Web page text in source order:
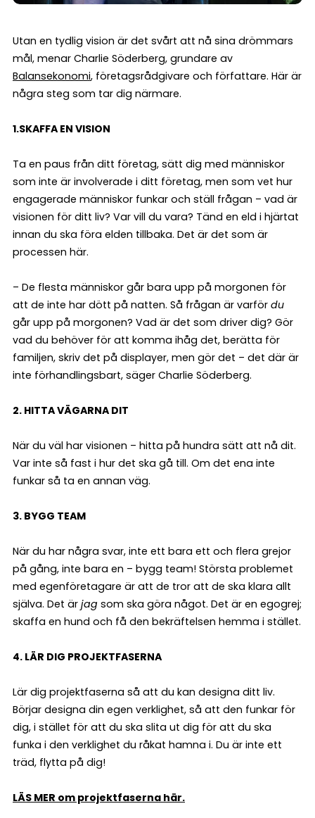
Utan en tydlig vision är det svårt att nå sina drömmars
mål, menar Charlie Söderberg, grundare av
Balansekonomi, företagsrådgivare och författare. Här är
några steg som tar dig närmare.
1.SKAFFA EN VISION
Ta en paus från ditt företag, sätt dig med människor
som inte är involverade i ditt företag, men som vet hur
engagerade människor funkar och ställ frågan – vad är
visionen för ditt liv? Var vill du vara? Tänd en eld i hjärtat
innan du ska föra elden tillbaka. Det är det som är
processen här.
– De flesta människor går bara upp på morgonen för
att de inte har dött på natten. Så frågan är varför du
går upp på morgonen? Vad är det som driver dig? Gör
vad du behöver för att komma ihåg det, berätta för
familjen, skriv det på displayer, men gör det – det där är
inte förhandlingsbart, säger Charlie Söderberg.
2. HITTA VÄGARNA DIT
När du väl har visionen – hitta på hundra sätt att nå dit.
Var inte så fast i hur det ska gå till. Om det ena inte
funkar så ta en annan väg.
3. BYGG TEAM
När du har några svar, inte ett bara ett och flera grejor
på gång, inte bara en – bygg team! Största problemet
med egenföretagare är att de tror att de ska klara allt
själva. Det är jag som ska göra något. Det är en egogrej;
skaffa en hund och få den bekräftelsen hemma i stället.
4. LÄR DIG PROJEKTFASERNA
Lär dig projektfaserna så att du kan designa ditt liv.
Börjar designa din egen verklighet, så att den funkar för
dig, i stället för att du ska slita ut dig för att du ska
funka i den verklighet du råkat hamna i. Du är inte ett
träd, flytta på dig!
LÄS MER om projektfaserna här.